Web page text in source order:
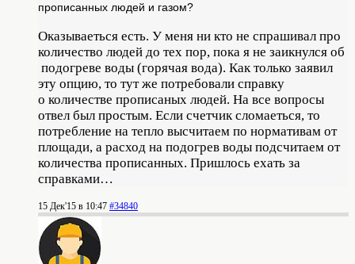
прописанных людей и газом?
Оказываеться есть. У меня ни кто не спрашивал про
количество людей до тех пор, пока я не заикнулся об
подогреве воды (горячая вода). Как только заявил
эту опцию, то тут же потребовали справку
о количестве прописаных людей. На все вопросы
отвел был простым. Если счетчик сломаеться, то
потребление на тепло высчитаем по нормативам от
площади, а расход на подогрев воды подсчитаем от
количества прописанных. Пришлось ехать за
справками…
15 Дек'15 в 10:47 #34840